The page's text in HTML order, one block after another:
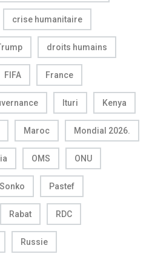
crise humanitaire
droits humains
FIFA France
Ituri Kenya
Maroc Mondial 2026.
OMS ONU
Pastef
Rabat RDC
Russie